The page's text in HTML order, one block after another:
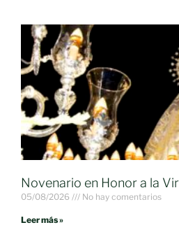
Novenario en Honor a la
05/08/2026 No hay comentarios
Leer más »